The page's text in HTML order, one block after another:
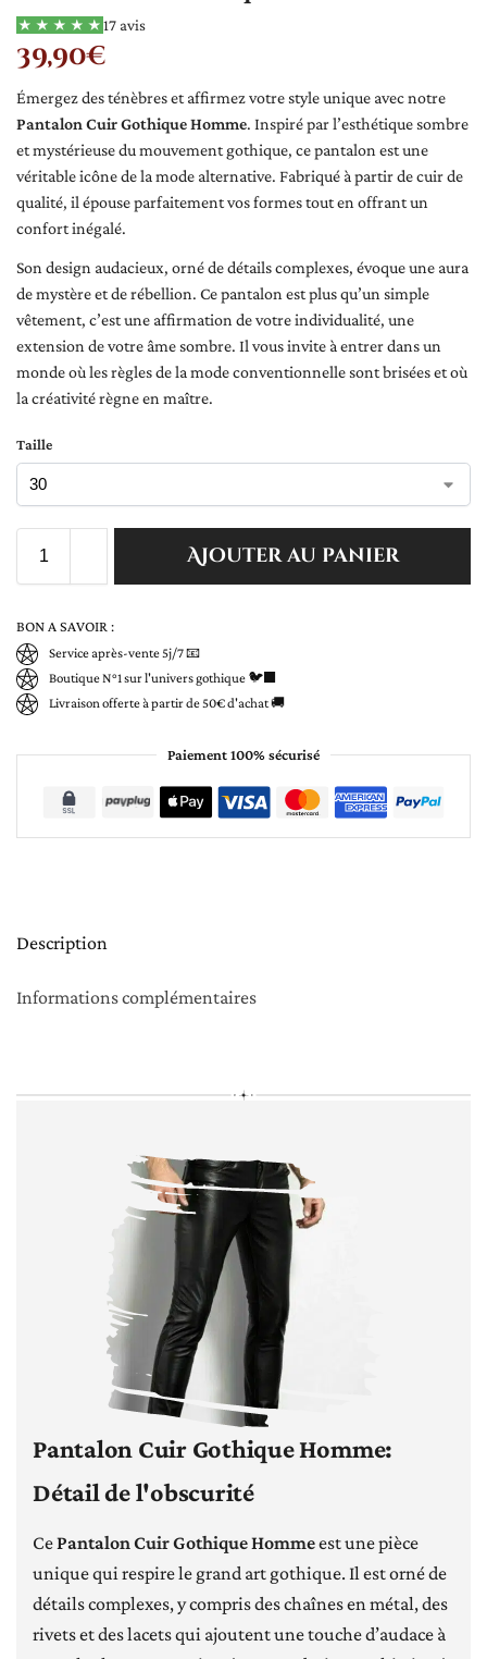
17 avis
39,90€
Émergez des ténèbres et affirmez votre style unique avec notre
Pantalon Cuir Gothique Homme. Inspiré par l’esthétique sombre
et mystérieuse du mouvement gothique, ce pantalon est une
véritable icône de la mode alternative. Fabriqué à partir de cuir de
qualité, il épouse parfaitement vos formes tout en offrant un
confort inégalé.
Son design audacieux, orné de détails complexes, évoque une aura
de mystère et de rébellion. Ce pantalon est plus qu’un simple
vêtement, c’est une affirmation de votre individualité, une
extension de votre âme sombre. Il vous invite à entrer dans un
monde où les règles de la mode conventionnelle sont brisées et où
la créativité règne en maître.
Taille
Ajouter au panier
BON A SAVOIR :
Service après-vente 5j/7 📧
Boutique N°1 sur l'univers gothique 🐦‍⬛
Livraison offerte à partir de 50€ d'achat 🚚
Paiement 100% sécurisé
Description
Informations complémentaires
Pantalon Cuir Gothique Homme:
Détail de l'obscurité
CePantalon Cuir Gothique Hommeest une pièce
unique qui respire le grand art gothique. Il est orné de
détails complexes, y compris des chaînes en métal, des
rivets et des lacets qui ajoutent une touche d’audace à